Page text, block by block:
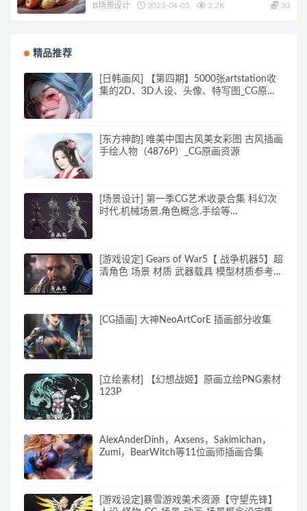
B场景设计 2023-04-05 2.2K 30
精品推荐
[日韩画风] 【第四期】5000张artstation收
集的2D、3D人设、头像、特写图_CG原画
[东方神韵] 唯美中国古风美女彩图 古风插画
手绘人物（4876P）_CG原画资源
[场景设计] 第一季CG艺术收录合集 科幻次
时代.机械场景.角色概念.手绘等
[游戏设定] Gears of War5【 战争机器5】超
清角色 场景 材质 武器载具 模型材质参考图
[CG插画] 大神NeoArtCorE 插画部分收集
[立绘素材] 【幻想战姬】原画立绘PNG素材
123P
AlexAnderDinh，Axsens，Sakimichan，
Zumi，BearWitch等11位画师插画合集
[游戏设定]暴雪游戏美术资源【守望先锋】